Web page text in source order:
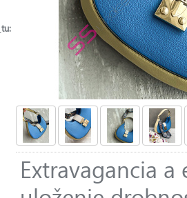
tu:
Extravagancia